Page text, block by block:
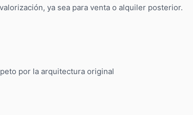
ya sea para venta o alquiler posterior.
por la arquitectura original